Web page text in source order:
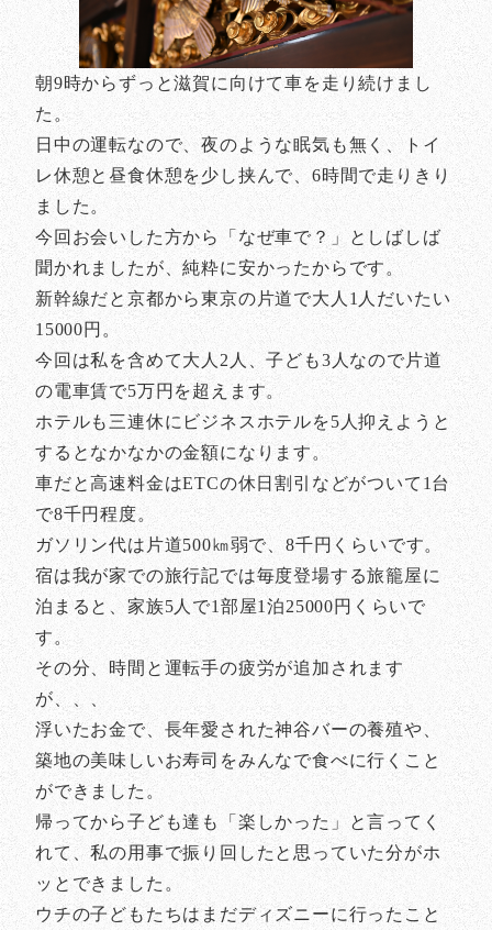
朝9時からずっと滋賀に向けて車を走り続けまし
た。
日中の運転なので、夜のような眠気も無く、トイ
レ休憩と昼食休憩を少し挟んで、6時間で走りきり
ました。
今回お会いした方から「なぜ車で？」としばしば
聞かれましたが、純粋に安かったからです。
新幹線だと京都から東京の片道で大人1人だいたい
15000円。
今回は私を含めて大人2人、子ども3人なので片道
の電車賃で5万円を超えます。
ホテルも三連休にビジネスホテルを5人抑えようと
するとなかなかの金額になります。
車だと高速料金はETCの休日割引などがついて1台
で8千円程度。
ガソリン代は片道500㎞弱で、8千円くらいです。
宿は我が家での旅行記では毎度登場する旅籠屋に
泊まると、家族5人で1部屋1泊25000円くらいで
す。
その分、時間と運転手の疲労が追加されます
が、、、
浮いたお金で、長年愛された神谷バーの養殖や、
築地の美味しいお寿司をみんなで食べに行くこと
ができました。
帰ってから子ども達も「楽しかった」と言ってく
れて、私の用事で振り回したと思っていた分がホ
ッとできました。
ウチの子どもたちはまだディズニーに行ったこと